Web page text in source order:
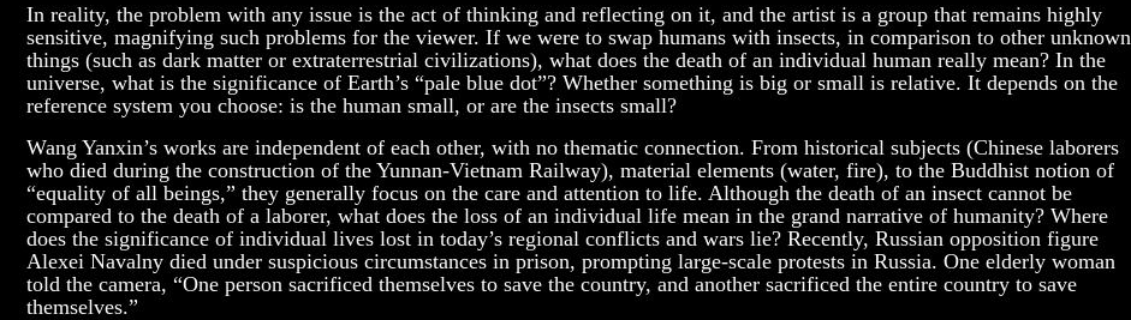
In reality, the problem with any issue is the act of thinking and reflecting on it, and the artist is a group that remains highly
sensitive, magnifying such problems for the viewer. If we were to swap humans with insects, in comparison to other unknown
things (such as dark matter or extraterrestrial civilizations), what does the death of an individual human really mean? In the
universe, what is the significance of Earth’s “pale blue dot”? Whether something is big or small is relative. It depends on the
reference system you choose: is the human small, or are the insects small?
Wang Yanxin’s works are independent of each other, with no thematic connection. From historical subjects (Chinese laborers
who died during the construction of the Yunnan-Vietnam Railway), material elements (water, fire), to the Buddhist notion of
“equality of all beings,” they generally focus on the care and attention to life. Although the death of an insect cannot be
compared to the death of a laborer, what does the loss of an individual life mean in the grand narrative of humanity? Where
does the significance of individual lives lost in today’s regional conflicts and wars lie? Recently, Russian opposition figure
Alexei Navalny died under suspicious circumstances in prison, prompting large-scale protests in Russia. One elderly woman
told the camera, “One person sacrificed themselves to save the country, and another sacrificed the entire country to save
themselves.”